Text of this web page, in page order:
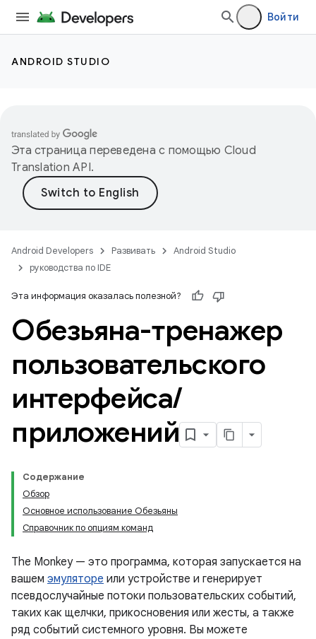
Войти
ANDROID STUDIO
Эта страница переведена с помощью Cloud
Translation API.
Android Developers Развивать
Android Studio
руководства по IDE
Эта информация оказалась полезной?
Обезьяна-тренажер
пользовательского
интерфейса/
приложений
Содержание
Обзор
Основное использование Обезьяны
Справочник по опциям команд
The Monkey — это программа, которая запускается на
вашем эмуляторе или устройстве и генерирует
псевдослучайные потоки пользовательских событий,
таких как щелчки, прикосновения или жесты, а также
ряд событий системного уровня. Вы можете